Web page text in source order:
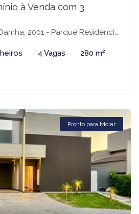
à Venda com 3
Residencial Damha III, São José do Rio Preto-SP
4 Vagas 280 m²
Pronto para Morar